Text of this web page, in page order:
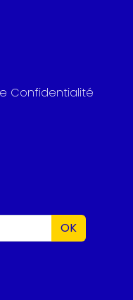
Confidentialité
OK